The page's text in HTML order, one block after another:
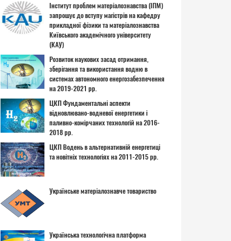
Інститут проблем матеріалознавства (ІПМ)
запрошує до вступу магістрів на кафедру
прикладної фізики та матеріалознавства
Київського академічного університету
(КАУ)
Розвиток наукових засад отримання,
зберігання та використання водню в
системах автономного енергозабезпечення
на 2019-2021 рр.
ЦКП Фундаментальні аспекти
відновлювано-водневої енергетики і
паливно-комірчаних технологій на 2016-
2018 рр.
ЦКП Водень в альтернативній енергетиці
та новітніх технологіях на 2011-2015 рр.
Українське матеріалознавче товариство
Українська технологічна платформа